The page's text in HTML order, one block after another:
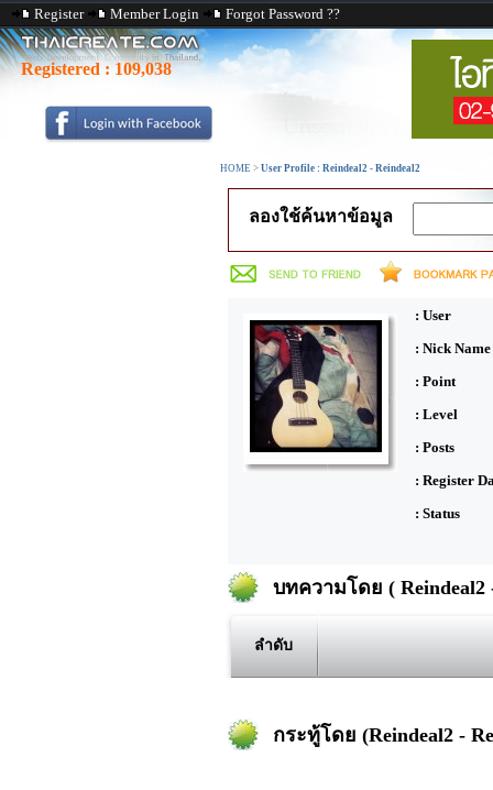
Register Member Login Forgot Password ??
Registered : 109,038
HOME > User Profile : Reindeal2 - Reindeal2
ลองใช้ค้นหาข้อมูล
: User
: Nick Name
: Point
: Level
: Posts
: Register
: Status
บทความโดย ( Reindeal2
ลำดับ
กระทู้โดย (Reindeal2 -